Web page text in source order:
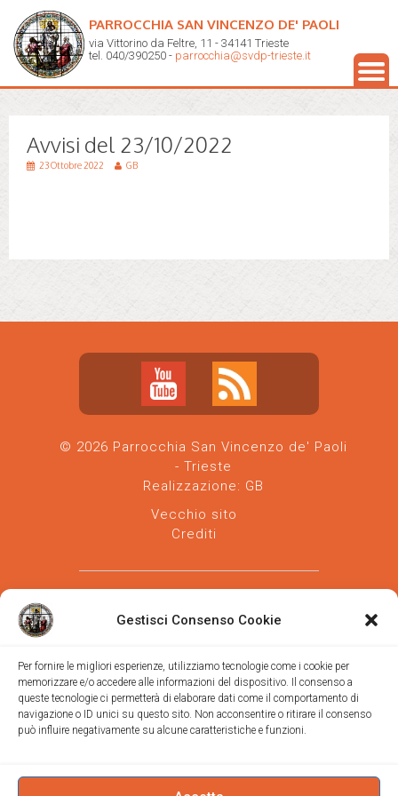
Gestisci Consenso Cookie
Per fornire le migliori esperienze, utilizziamo tecnologie come i cookie per
memorizzare e/o accedere alle informazioni del dispositivo. Il consenso a
queste tecnologie ci permetterà di elaborare dati come il comportamento di
navigazione o ID unici su questo sito. Non acconsentire o ritirare il consenso
può influire negativamente su alcune caratteristiche e funzioni.
PARROCCHIA SAN VINCENZO DE' PAOLI
via Vittorino da Feltre, 11 - 34141 Trieste
tel. 040/390250 - parrocchia@svdp-trieste.it
Avvisi del 23/10/2022
23 Ottobre 2022 GB
© 2026 Parrocchia San Vincenzo de' Paoli
- Trieste
Realizzazione: GB
Vecchio sito
Crediti
Parrocchia san Vincenzo de' Paoli-Diocesi
di Trieste
via Vittorino da Feltre, 11 (chiesa)
Trieste